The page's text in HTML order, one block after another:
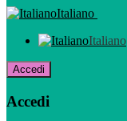
Italiano
Italiano
Accedi
Accedi